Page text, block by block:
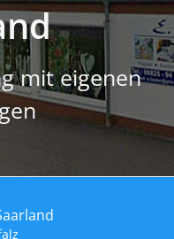
mit eigenen